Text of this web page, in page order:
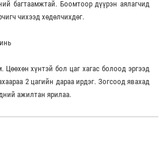
багтаамжтай. Боомтоор дүүрэн аялагчид
чихээд хөдөлчихдөг.
Цөөхөн хүнтэй бол цаг хагас болоод эргээд
2 цагийн дараа ирдэг. Зогсоод явахад
ажилтан ярилаа.